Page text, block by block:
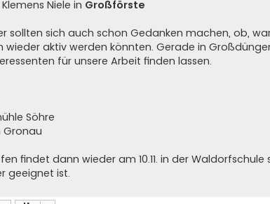
Niele in Großförste
sollten sich auch schon Gedanken machen, ob,
wieder aktiv werden könnten. Gerade in
für unsere Arbeit finden lassen.
Söhre
Gronau
findet dann wieder am 10.11. in der
geeignet ist.